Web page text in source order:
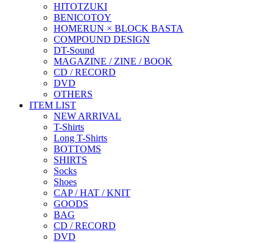
HITOTZUKI
BENICOTOY
HOMERUN × BLOCK BASTA
COMPOUND DESIGN
DT-Sound
MAGAZINE / ZINE / BOOK
CD / RECORD
DVD
OTHERS
ITEM LIST
NEW ARRIVAL
T-Shirts
Long T-Shirts
BOTTOMS
SHIRTS
Socks
Shoes
CAP / HAT / KNIT
GOODS
BAG
CD / RECORD
DVD